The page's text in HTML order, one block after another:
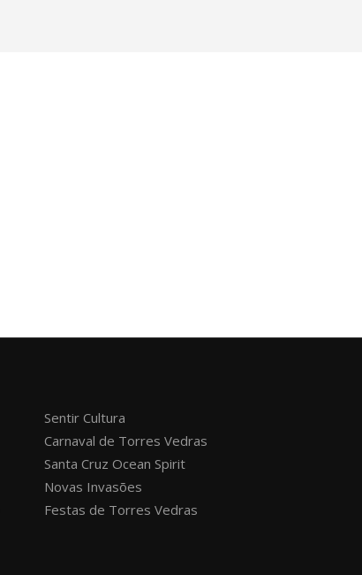
Sentir Cultura
Carnaval de Torres Vedras
Santa Cruz Ocean Spirit
Novas Invasões
Festas de Torres Vedras